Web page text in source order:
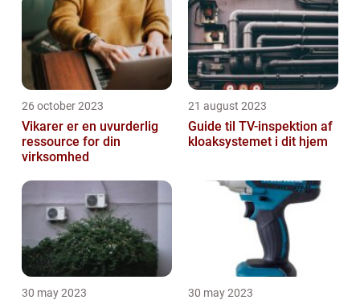
26 october 2023
Vikarer er en uvurderlig
ressource for din
virksomhed
21 august 2023
Guide til TV-inspektion af
kloaksystemet i dit hjem
30 may 2023 30 may 2023